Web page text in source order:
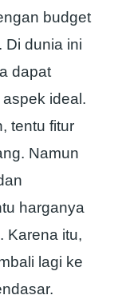
budget
Di dunia ini
dapat
ideal.
tentu fitur
Namun
harganya
Karena itu,
lagi ke